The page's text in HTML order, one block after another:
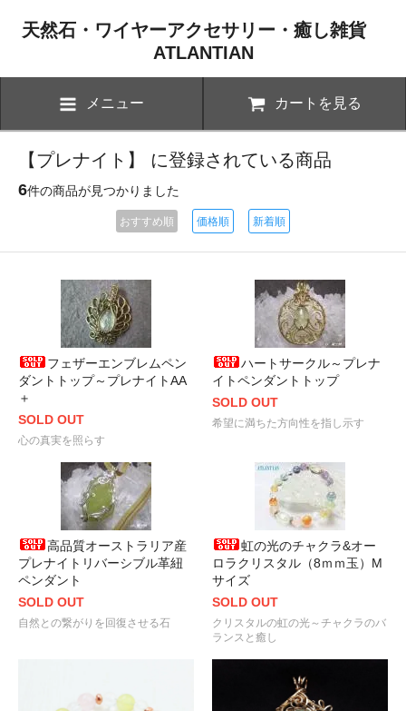
天然石・ワイヤーアクセサリー・癒し雑貨
ATLANTIAN
メニュー カートを見る
【プレナイト】 に登録されている商品
6件の商品が見つかりました
おすすめ順 価格順 新着順
フェザーエンブレムペン
ダントトップ～プレナイトAA
＋
SOLD OUT
心の真実を照らす
ハートサークル～プレナ
イトペンダントトップ
SOLD OUT
希望に満ちた方向性を指し示す
高品質オーストラリア産
プレナイトリバーシブル革紐
ペンダント
SOLD OUT
自然との繋がりを回復させる石
虹の光のチャクラ&オー
ロラクリスタル（8ｍｍ玉）M
サイズ
SOLD OUT
クリスタルの虹の光～チャクラのバ
ランスと癒し